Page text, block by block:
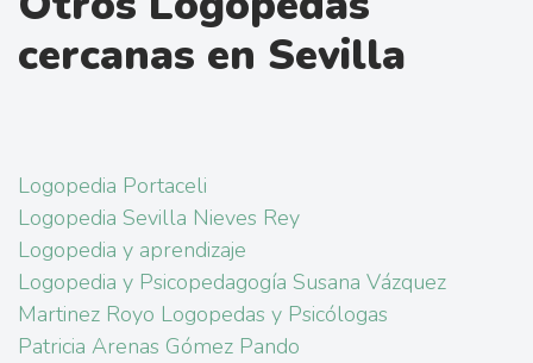
cercanas en Sevilla
Logopedia Portaceli
Logopedia Sevilla Nieves Rey
Logopedia y aprendizaje
Logopedia y Psicopedagogía Susana Vázquez
Martinez Royo Logopedas y Psicólogas
Patricia Arenas Gómez Pando